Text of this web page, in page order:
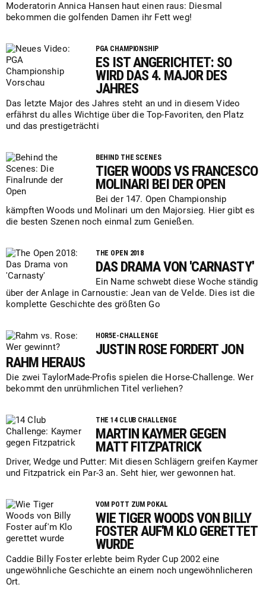
Moderatorin Annica Hansen haut einen raus: Diesmal
bekommen die golfenden Damen ihr Fett weg!
PGA CHAMPIONSHIP
ES IST ANGERICHTET: SO
WIRD DAS 4. MAJOR DES
JAHRES
Das letzte Major des Jahres steht an und in diesem Video
erfährst du alles Wichtige über die Top-Favoriten, den Platz
und das prestigeträchti
BEHIND THE SCENES
TIGER WOODS VS FRANCESCO
MOLINARI BEI DER OPEN
Bei der 147. Open Championship
kämpften Woods und Molinari um den Majorsieg. Hier gibt es
die besten Szenen noch einmal zum Genießen.
THE OPEN 2018
DAS DRAMA VON 'CARNASTY'
Ein Name schwebt diese Woche ständig
über der Anlage in Carnoustie: Jean van de Velde. Dies ist die
komplette Geschichte des größten Go
HOR5E-CHALLENGE
JUSTIN ROSE FORDERT JON
RAHM HERAUS
Die zwei TaylorMade-Profis spielen die Horse-Challenge. Wer
bekommt den unrühmlichen Titel verliehen?
THE 14 CLUB CHALLENGE
MARTIN KAYMER GEGEN
MATT FITZPATRICK
Driver, Wedge und Putter: Mit diesen Schlägern greifen Kaymer
und Fitzpatrick ein Par-3 an. Seht hier, wer gewonnen hat.
VOM POTT ZUM POKAL
WIE TIGER WOODS VON BILLY
FOSTER AUF'M KLO GERETTET
WURDE
Caddie Billy Foster erlebte beim Ryder Cup 2002 eine
ungewöhnliche Geschichte an einem noch ungewöhnlicheren
Ort.